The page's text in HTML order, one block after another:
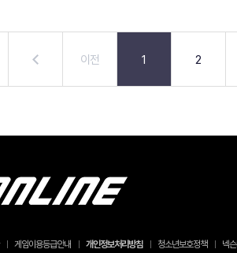
이전 1 2
게임이용등급안내 개인정보처리방침 청소년보호정책 넥